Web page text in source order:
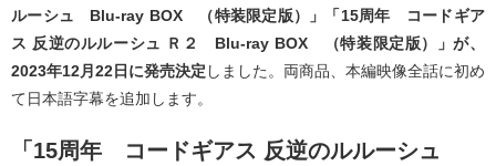
ルーシュ Blu-ray BOX （特装限定版）」「15周年 コードギア
ス 反逆のルルーシュ Ｒ２ Blu-ray BOX （特装限定版）」が、
2023年12月22日に発売決定 しました。両商品、本編映像全話に初め
て日本語字幕を追加します。
「15周年 コードギアス 反逆のルルーシュ